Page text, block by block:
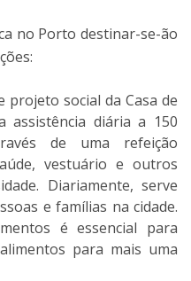
no Porto destinar-se-ão
projeto social da Casa de
assistência diária a 150
de uma refeição
vestuário e outros
Diariamente, serve
e famílias na cidade.
é essencial para
para mais uma